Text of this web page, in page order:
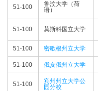
51-100
鲁汶大学（荷
语）
51-100 莫斯科国立大学
51-100 密歇根州立大学
51-100 俄亥俄州立大学
51-100
宾州州立大学公
园分校